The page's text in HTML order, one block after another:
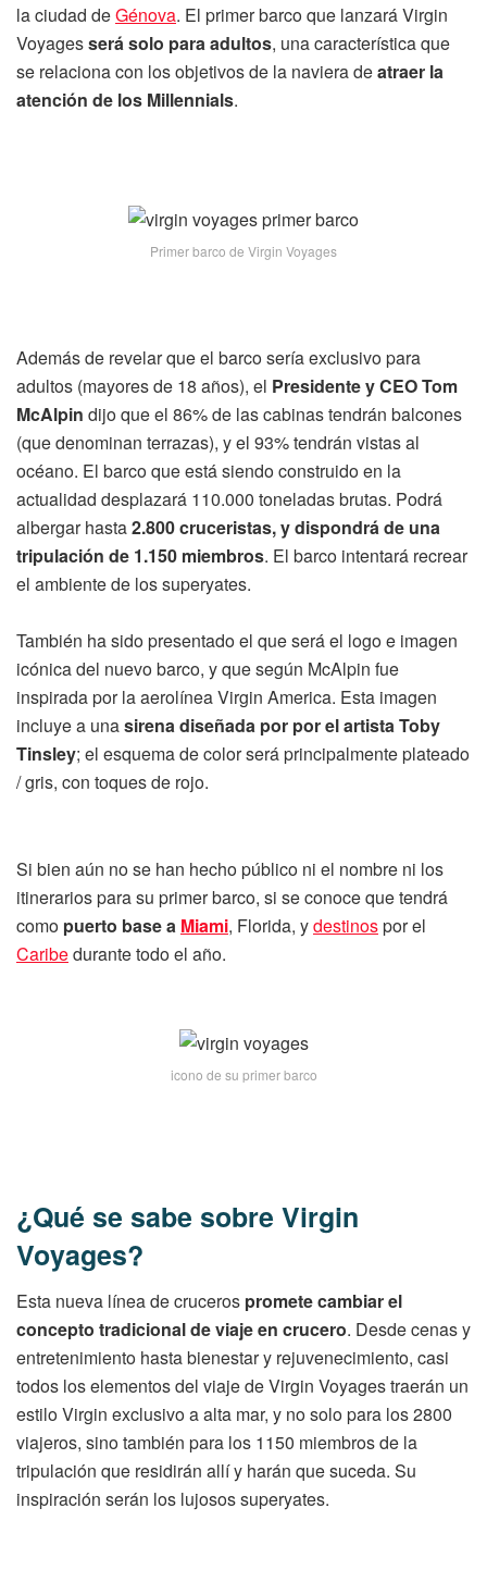
la ciudad deGénova. El primer barco que lanzará Virgin
Voyagesserá solo para adultos, una característica que
se relaciona con los objetivos de la naviera deatraer la
atención de los Millennials.
Primer barco de Virgin Voyages
Además de revelar que el barco sería exclusivo para
adultos (mayores de 18 años), el Presidente y CEO Tom
McAlpin dijo que el 86% de las cabinas tendrán balcones
(que denominan terrazas), y el 93% tendrán vistas al
océano. El barco que está siendo construido en la
actualidad desplazará 110.000 toneladas brutas. Podrá
albergar hasta2.800 cruceristas, y dispondrá de una
tripulación de 1.150 miembros. El barco intentará recrear
el ambiente de los superyates.
También ha sido presentado el que será el logo e imagen
icónica del nuevo barco, y que según McAlpin fue
inspirada por la aerolínea Virgin America. Esta imagen
incluye a unasirena diseñada por por el artista Toby
Tinsley; el esquema de color será principalmente plateado
/ gris, con toques de rojo.
Si bien aún no se han hecho público ni el nombre ni los
itinerarios para su primer barco, si se conoce que tendrá
como puerto base a Miami, Florida, ydestinospor el
Caribedurante todo el año.
icono de su primer barco
¿Qué se sabe sobre Virgin
Voyages?
Esta nueva línea de cruceros promete cambiar el
concepto tradicional de viaje en crucero. Desde cenas y
entretenimiento hasta bienestar y rejuvenecimiento, casi
todos los elementos del viaje de Virgin Voyages traerán un
estilo Virgin exclusivo a alta mar, y no solo para los 2800
viajeros, sino también para los 1150 miembros de la
tripulación que residirán allí y harán que suceda. Su
inspiración serán los lujosos superyates.